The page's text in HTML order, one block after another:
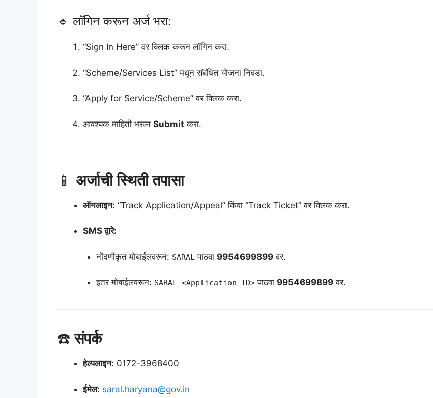
🔹 लॉगिन करून अर्ज भरा:
“Sign In Here” वर क्लिक करून लॉगिन करा.
“Scheme/Services List” मधून संबंधित योजना निवडा.
“Apply for Service/Scheme” वर क्लिक करा.
आवश्यक माहिती भरून Submit करा.
📱 अर्जाची स्थिती तपासा
ऑनलाइन: “Track Application/Appeal” किंवा “Track Ticket” वर क्लिक करा.
SMS द्वारे:
नोंदणीकृत मोबाईलवरून: SARAL पाठवा 9954699899वर.
इतर मोबाईलवरून: SARAL <Application ID>पाठवा 9954699899वर.
☎️संपर्क
हेल्पलाइन: 0172-3968400
ईमेल: saral.haryana@gov.in